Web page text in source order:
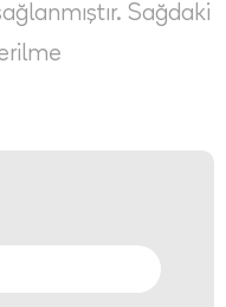
Sağdaki